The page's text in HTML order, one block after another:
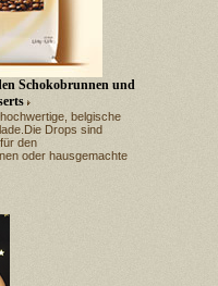
Schokobrunnen und
belgische
Drops sind
den
oder hausgemachte